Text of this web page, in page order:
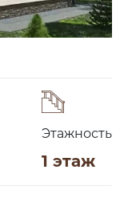
Этажность
1 этаж